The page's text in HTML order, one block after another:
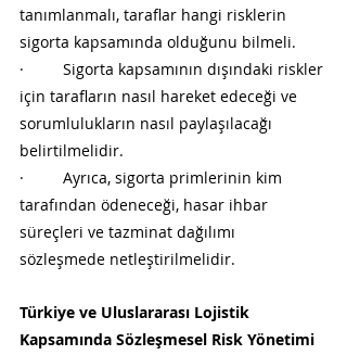
tanımlanmalı, taraflar hangi risklerin
sigorta kapsamında olduğunu bilmeli.
·         Sigorta kapsamının dışındaki riskler
için tarafların nasıl hareket edeceği ve
sorumlulukların nasıl paylaşılacağı
belirtilmelidir.
·         Ayrıca, sigorta primlerinin kim
tarafından ödeneceği, hasar ihbar
süreçleri ve tazminat dağılımı
sözleşmede netleştirilmelidir.
Türkiye ve Uluslararası Lojistik
Kapsamında Sözleşmesel Risk Yönetimi